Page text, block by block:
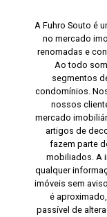
A Fuhro Souto é
no mercado
renomadas e
Ao todo
segmentos
condomínios.
nossos
mercado
artigos de
fazem parte
mobiliados. A
qualquer
imóveis sem
é
passível de